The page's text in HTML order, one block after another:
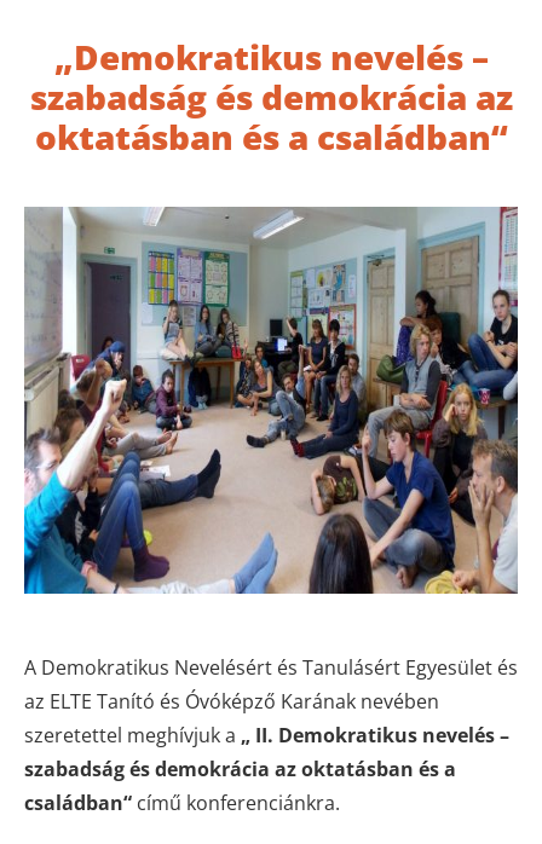
„Demokratikus nevelés –
szabadság és demokrácia az
oktatásban és a családban“
A Demokratikus Nevelésért és Tanulásért Egyesület és
az ELTE Tanító és Óvóképző Karának nevében
szeretettel meghívjuk a „ II. Demokratikus nevelés –
szabadság és demokrácia az oktatásban és a
családban“ című konferenciánkra.